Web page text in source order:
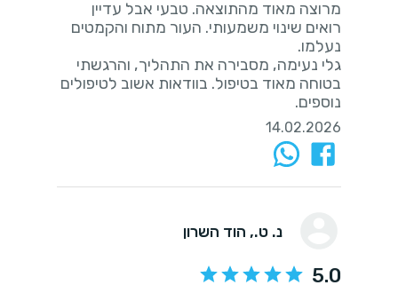
מרוצה מאוד מהתוצאה. טבעי אבל עדיין
רואים שינוי משמעותי. העור מתוח והקמטים
גלי נעימה, מסבירה את התהליך, והרגשתי
בטוחה מאוד בטיפול. בוודאות אשוב לטיפולים
נוספים.
14.02.2026
נ. ט., הוד השרון
5.0